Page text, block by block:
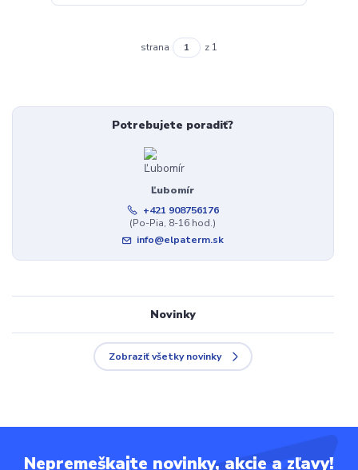
strana z 1
Potrebujete poradiť?
Ľubomír
+421 908756176
(Po-Pia, 8-16 hod.)
info@elpaterm.sk
Novinky
Zobraziť všetky novinky
Nepremeškajte novinky, akcie a zľavy!